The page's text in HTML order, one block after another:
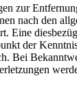
zur
nach den
Eine
der
Bei